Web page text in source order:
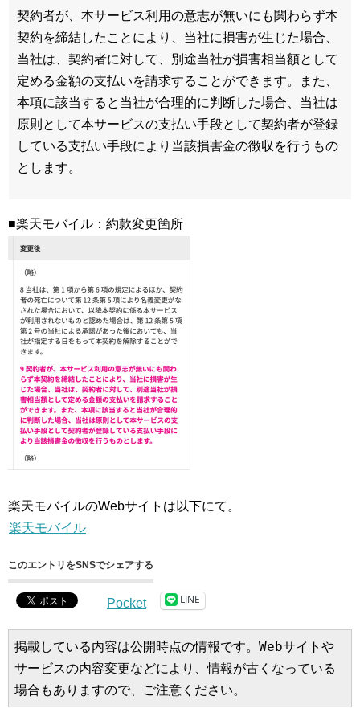
契約者が、本サービス利用の意志が無いにも関わらず本
契約を締結したことにより、当社に損害が生じた場合、
当社は、契約者に対して、別途当社が損害相当額として
定める金額の支払いを請求することができます。また、
本項に該当すると当社が合理的に判断した場合、当社は
原則として本サービスの支払い手段として契約者が登録
している支払い手段により当該損害金の徴収を行うもの
とします。
■楽天モバイル：約款変更箇所
楽天モバイルのWebサイトは以下にて。
楽天モバイル
このエントリをSNSでシェアする
Pocket LINE
掲載している内容は公開時点の情報です。Webサイトや
サービスの内容変更などにより、情報が古くなっている
場合もありますので、ご注意ください。